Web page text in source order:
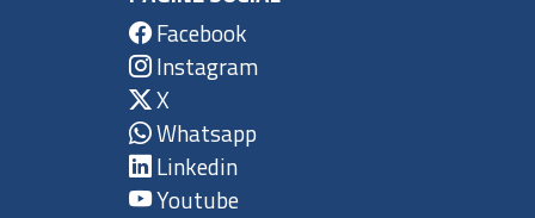
Facebook
Instagram
X
Whatsapp
Linkedin
Youtube